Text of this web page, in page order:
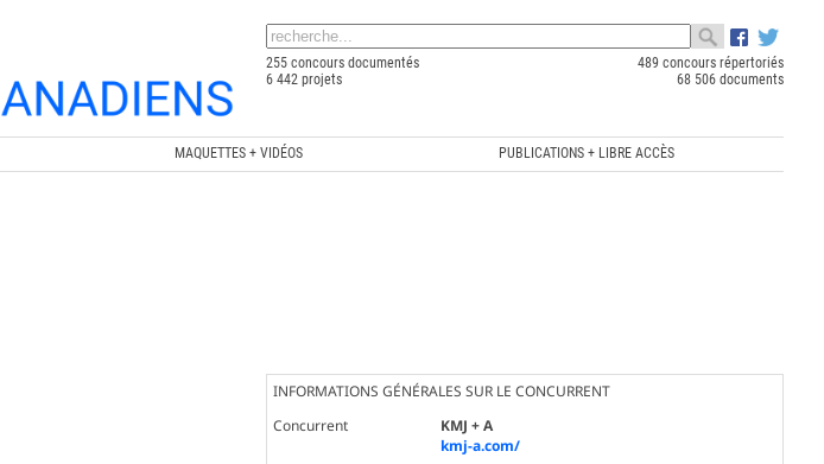
255 concours documentés
489 concours répertoriés
6 442 projets
68 506 documents
MAQUETTES + VIDÉOS PUBLICATIONS + LIBRE ACCÈS
INFORMATIONS GÉNÉRALES SUR LE CONCURRENT
Concurrent
KMJ + A
kmj-a.com/